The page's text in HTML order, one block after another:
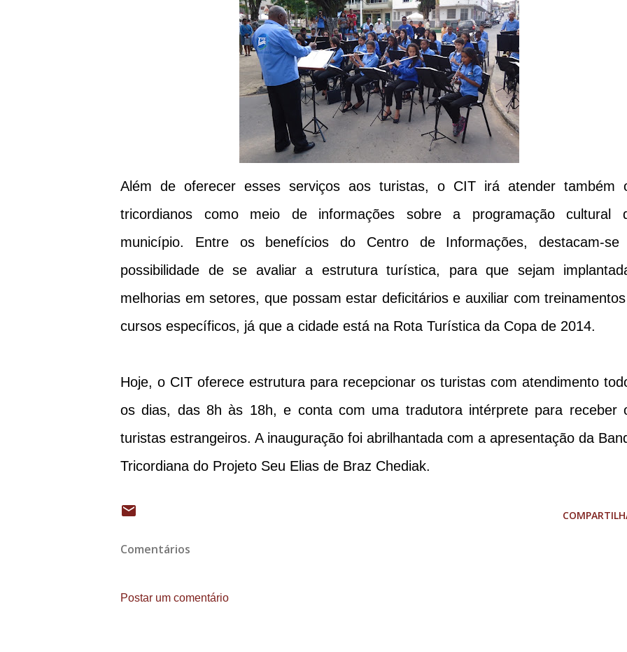
Além de oferecer esses serviços aos turistas, o CIT irá atender também
tricordianos como meio de informações sobre a programação cultural
município. Entre os benefícios do Centro de Informações, destacam-
possibilidade de se avaliar a estrutura turística, para que sejam
melhorias em setores, que possam estar deficitários e auxiliar com
cursos específicos, já que a cidade está na Rota Turística da Copa de 2014.
Hoje, o CIT oferece estrutura para recepcionar os turistas com atendimento
os dias, das 8h às 18h, e conta com uma tradutora intérprete para receber
turistas estrangeiros. A inauguração foi abrilhantada com a apresentação da
Tricordiana do Projeto Seu Elias de Braz Chediak.
Comentários
Postar um comentário